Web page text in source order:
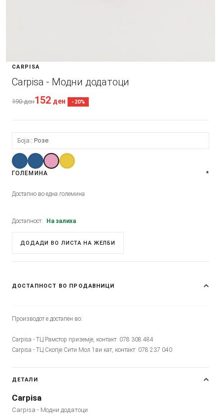
CARPISA
Carpisa - Модни додатоци
190ден152 ден -20%
Боја: Розе
ГОЛЕМИНА *
Достапно во една големина
Достапност: На залиха
ДОДАДИ ВО ЛИСТА НА ЖЕЛБИ
ДОСТАПНОСТ ВО ПРОДАВНИЦИ
Производот е достапен во:
Carpisa - ТЦ Рамстор приземје, контакт: 078 308 484
Carpisa - ТЦ Скопје Сити Мол 1ви кат, контакт: 078 237 040
ДЕТАЛИ
Carpisa
Carpisa - Модни додатоци